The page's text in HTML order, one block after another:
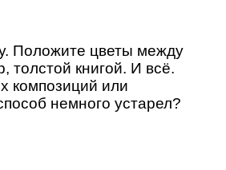
Положите цветы между
книгой. И всё.
композиций или
немного устарел?